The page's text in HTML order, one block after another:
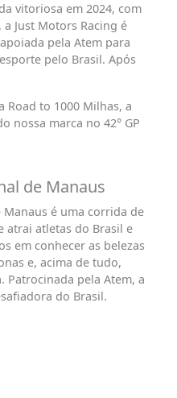
vitoriosa em 2024, com
Just Motors Racing é
pela Atem para
pelo Brasil. Após
Road to 1000 Milhas, a
nossa marca no 42° GP
de Manaus
é uma corrida de
atrai atletas do Brasil e
em conhecer as belezas
e, acima de tudo,
Patrocinada pela Atem, a
do Brasil.